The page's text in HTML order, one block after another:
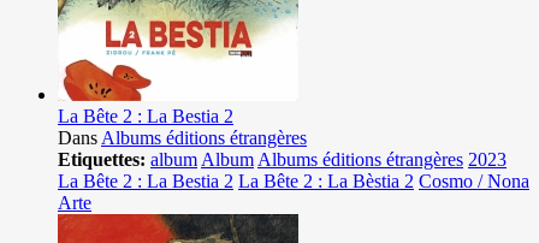
La Bête 2 : La Bestia 2
Dans Albums éditions étrangères
Etiquettes: album Album Albums éditions étrangères 2023
La Bête 2 : La Bestia 2 La Bête 2 : La Bèstia 2 Cosmo / Nona
Arte